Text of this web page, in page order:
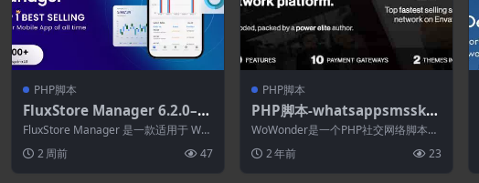
PHP脚本
FluxStore Manager 6.2.0–V
endor and Admin Flutter A
pp for Woocommerce
FluxStore Manager 是一款适用于 Wo
2 周前 47
PHP脚本
PHP脚本-whatsappsmssky
petelegramviber social sh
are pro for wowonder 4.3
(WoWonder拓展)–终极PHP
WoWonder是一个PHP社交网络脚本，
2 年前 23